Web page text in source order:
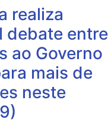
realiza
debate entre
ao Governo
mais de
neste